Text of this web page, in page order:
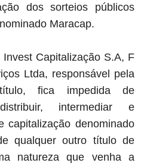
dos sorteios públicos
Maracap.
Capitalização S.A, F
Ltda, responsável pela
fica impedida de
intermediar e
capitalização denominado
qualquer outro título de
natureza que venha a